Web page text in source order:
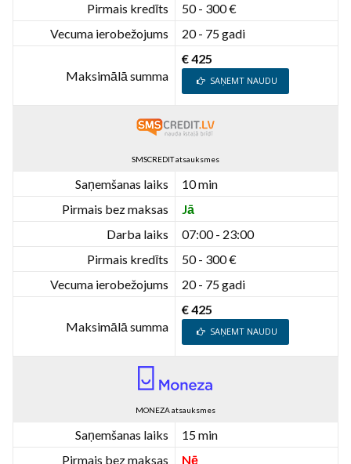
Pirmais kredīts
50 - 300 €
Vecuma ierobežojums
20 - 75 gadi
Maksimālā summa
€ 425
SAŅEMT NAUDU
SMSCREDIT atsauksmes
Saņemšanas laiks
10 min
Pirmais bez maksas
Jā
Darba laiks
07:00 - 23:00
Pirmais kredīts
50 - 300 €
Vecuma ierobežojums
20 - 75 gadi
Maksimālā summa
€ 425
SAŅEMT NAUDU
MONEZA atsauksmes
Saņemšanas laiks
15 min
Pirmais bez maksas
Nē